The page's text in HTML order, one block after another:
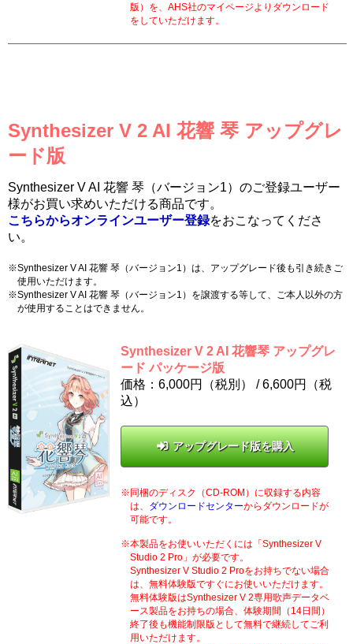
版）を、AHS社のマイページよりダウンロード
をしていただけます。
Synthesizer V 2 AI 花響 琴 アップグレ
ード版
Synthesizer V AI 花響 琴（バージョン1）のご登録ユーザー
様がお買い求めいただける商品です。
こちらからオンラインユーザー登録をおこなってくださ
い。
Synthesizer V AI 花響 琴（バージョン1）は、アップグレード後も引き続きご
使用いただけます。
Synthesizer V AI 花響 琴（バージョン1）を譲渡する等して、ご本人以外の方
が使用することはできません。
Synthesizer V 2 AI 花響琴 アップグレ
ード パッケージ版
価格：6,000円（税別） /6,600円（税
込）
アップグレード版を購入
同梱のディスク（CD-ROM）に収録する内容
は、 ダウンロードセンターからダウンロードが
可能です。
本製品をお使いいただくには「Synthesizer V
Studio 2 Pro」が必要です。
Synthesizer V Studio 2 Proをお持ちでない場合
は、無料体験版ですぐにお使いいただけます。
無料体験版はSynthesizer V 2専用歌声データベ
ース製品をお持ちの場合、体験期間（14日間）
終了後も機能制限版として無料で継続してご利
用いただけます。